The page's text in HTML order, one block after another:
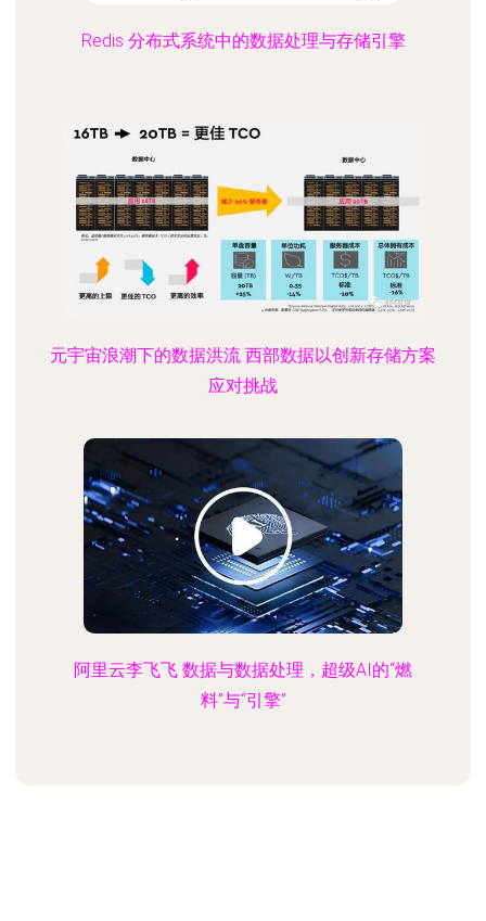
Redis 分布式系统中的数据处理与存储引擎
元宇宙浪潮下的数据洪流 西部数据以创新存储方案
应对挑战
阿里云李飞飞 数据与数据处理，超级AI的“燃
料”与“引擎”